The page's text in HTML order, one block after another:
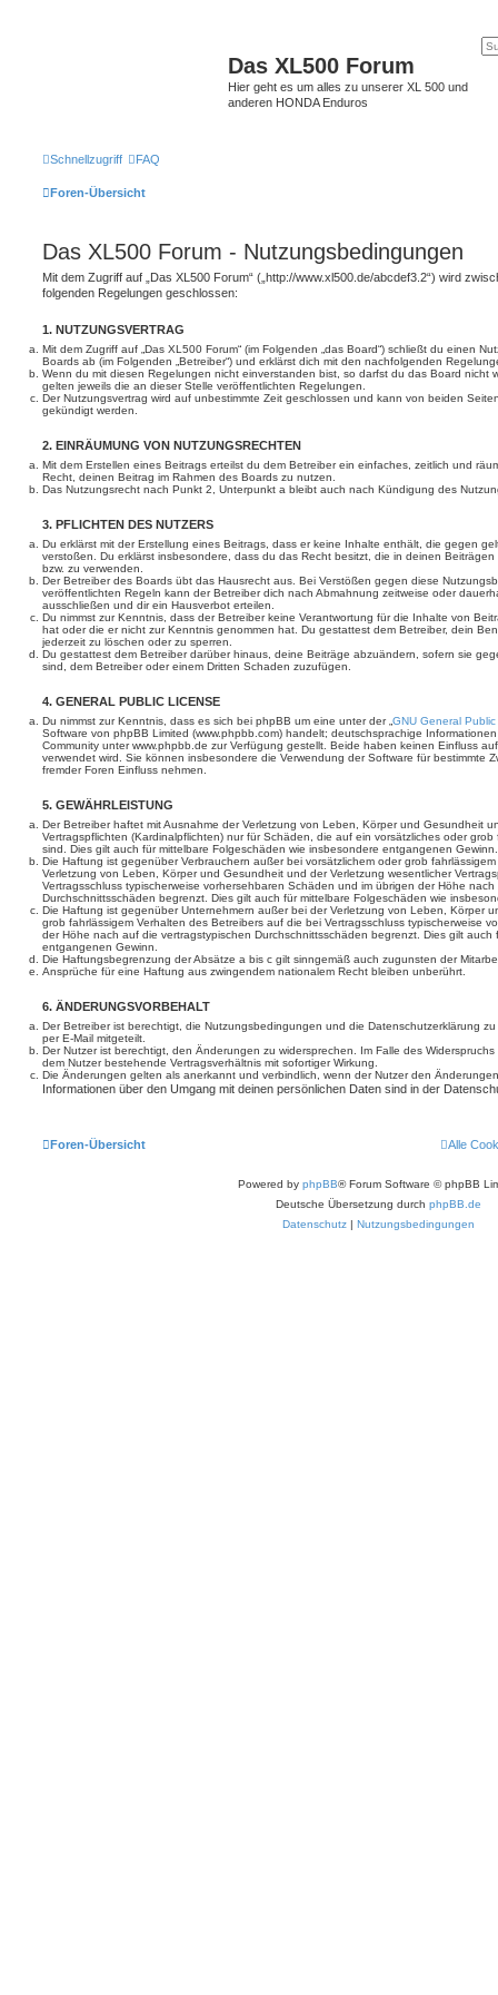
Das XL500 Forum
Hier geht es um alles zu unserer XL 500 und
anderen HONDA Enduros
Schnellzugriff FAQ
Foren-Übersicht
Das XL500 Forum - Nutzungsbedingungen
Mit dem Zugriff auf „Das XL500 Forum“ („http://www.xl500.de/abcdef3.2“) wird
folgenden Regelungen geschlossen:
1. NUTZUNGSVERTRAG
Mit dem Zugriff auf „Das XL500 Forum“ (im Folgenden „das Board“) schließt du einen
Boards ab (im Folgenden „Betreiber“) und erklärst dich mit den nachfolgenden
Wenn du mit diesen Regelungen nicht einverstanden bist, so darfst du das Board nicht
gelten jeweils die an dieser Stelle veröffentlichten Regelungen.
Der Nutzungsvertrag wird auf unbestimmte Zeit geschlossen und kann von beiden
gekündigt werden.
2. EINRÄUMUNG VON NUTZUNGSRECHTEN
Mit dem Erstellen eines Beitrags erteilst du dem Betreiber ein einfaches, zeitlich und
Recht, deinen Beitrag im Rahmen des Boards zu nutzen.
Das Nutzungsrecht nach Punkt 2, Unterpunkt a bleibt auch nach Kündigung des
3. PFLICHTEN DES NUTZERS
Du erklärst mit der Erstellung eines Beitrags, dass er keine Inhalte enthält, die gegen
verstoßen. Du erklärst insbesondere, dass du das Recht besitzt, die in deinen
bzw. zu verwenden.
Der Betreiber des Boards übt das Hausrecht aus. Bei Verstößen gegen diese
veröffentlichten Regeln kann der Betreiber dich nach Abmahnung zeitweise oder
ausschließen und dir ein Hausverbot erteilen.
Du nimmst zur Kenntnis, dass der Betreiber keine Verantwortung für die Inhalte von
hat oder die er nicht zur Kenntnis genommen hat. Du gestattest dem Betreiber, dein
jederzeit zu löschen oder zu sperren.
Du gestattest dem Betreiber darüber hinaus, deine Beiträge abzuändern, sofern sie
sind, dem Betreiber oder einem Dritten Schaden zuzufügen.
4. GENERAL PUBLIC LICENSE
Du nimmst zur Kenntnis, dass es sich bei phpBB um eine unter der „ GNU General
Software von phpBB Limited (www.phpbb.com) handelt; deutschsprachige
Community unter www.phpbb.de zur Verfügung gestellt. Beide haben keinen Einfluss
verwendet wird. Sie können insbesondere die Verwendung der Software für bestimmte
fremder Foren Einfluss nehmen.
5. GEWÄHRLEISTUNG
Der Betreiber haftet mit Ausnahme der Verletzung von Leben, Körper und Gesundheit
Vertragspflichten (Kardinalpflichten) nur für Schäden, die auf ein vorsätzliches oder
sind. Dies gilt auch für mittelbare Folgeschäden wie insbesondere entgangenen Gewinn.
Die Haftung ist gegenüber Verbrauchern außer bei vorsätzlichem oder grob
Verletzung von Leben, Körper und Gesundheit und der Verletzung wesentlicher
Vertragsschluss typischerweise vorhersehbaren Schäden und im übrigen der Höhe
Durchschnittsschäden begrenzt. Dies gilt auch für mittelbare Folgeschäden wie
Die Haftung ist gegenüber Unternehmern außer bei der Verletzung von Leben, Körper
grob fahrlässigem Verhalten des Betreibers auf die bei Vertragsschluss typischerweise
der Höhe nach auf die vertragstypischen Durchschnittsschäden begrenzt. Dies gilt
entgangenen Gewinn.
Die Haftungsbegrenzung der Absätze a bis c gilt sinngemäß auch zugunsten der
Ansprüche für eine Haftung aus zwingendem nationalem Recht bleiben unberührt.
6. ÄNDERUNGSVORBEHALT
Der Betreiber ist berechtigt, die Nutzungsbedingungen und die Datenschutzerklärung
per E-Mail mitgeteilt.
Der Nutzer ist berechtigt, den Änderungen zu widersprechen. Im Falle des
dem Nutzer bestehende Vertragsverhältnis mit sofortiger Wirkung.
Die Änderungen gelten als anerkannt und verbindlich, wenn der Nutzer den
Informationen über den Umgang mit deinen persönlichen Daten sind in der
Foren-Übersicht Alle
Powered by phpBB® Forum Software © phpBB
Deutsche Übersetzung durch phpBB.de
Datenschutz | Nutzungsbedingungen